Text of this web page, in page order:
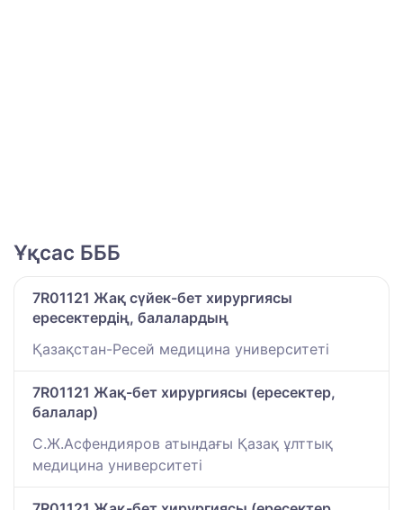
Ұқсас БББ
7R01121 Жақ сүйек-бет хирургиясы
ересектердің, балалардың
Қазақстан-Ресей медицина университеті
7R01121 Жақ-бет хирургиясы (ересектер,
балалар)
С.Ж.Асфендияров атындағы Қазақ ұлттық
медицина университеті